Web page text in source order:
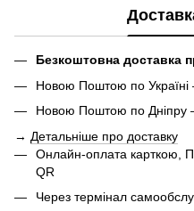
Безкоштовна доставка
Новою Поштою по Україні
Новою Поштою по Дніпру
→ Детальніше про доставку
Онлайн-оплата карткою,
QR
Через термінал